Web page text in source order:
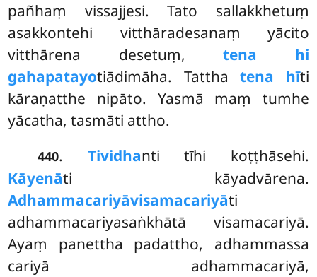
pañhaṃ vissajjesi. Tato sallakkhetuṃ
asakkontehi vitthāradesanaṃ yācito
vitthārena desetuṃ,tena hi
gahapatayotiādimāha. Tatthatena hīti
kāraṇatthe nipāto. Yasmā maṃ tumhe
yācatha, tasmāti attho.
440. Tividhanti tīhi koṭṭhāsehi.
Kāyenāti kāyadvārena.
Adhammacariyāvisamacariyāti
adhammacariyasaṅkhātā visamacariyā.
Ayaṃ panettha padattho, adhammassa
cariyā adhammacariyā,